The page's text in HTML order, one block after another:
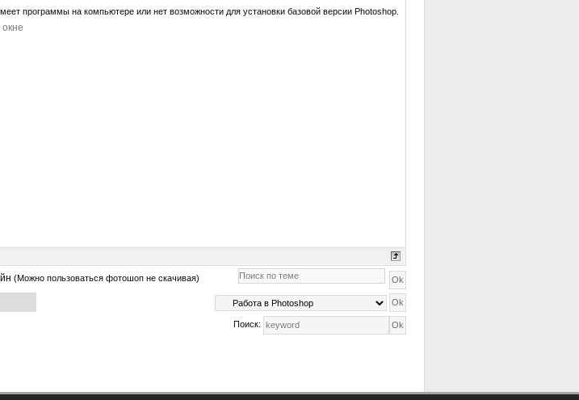
программы на компьютере или нет возможности для установки базовой версии Photoshop.
(Можно пользоваться фотошоп не скачивая)
Поиск: